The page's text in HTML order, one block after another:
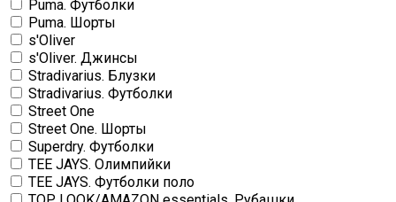
Puma. Футболки
Puma. Шорты
s'Oliver
s'Oliver. Джинсы
Stradivarius. Блузки
Stradivarius. Футболки
Street One
Street One. Шорты
Superdry. Футболки
TEE JAYS. Олимпийки
TEE JAYS. Футболки поло